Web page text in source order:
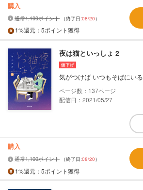
購入
通常1,100ポイント （終了日:08/20）
1%還元 ：5ポイント獲得
夜は猫といっしょ 2
気がつけば いつもそばにいる
137
配信日：2021/05/27
購入
通常1,100ポイント （終了日:08/20）
1%還元 ：5ポイント獲得